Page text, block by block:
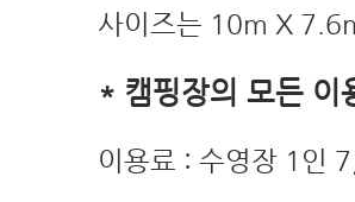
사이즈는 10m X
* 캠핑장의 모든 이
이용료 : 수영장 1인